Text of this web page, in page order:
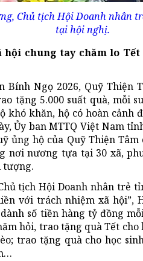
Chủ tịch Hội Doanh nhân
tại hội nghị.
chung tay chăm lo
Bính Ngọ 2026, Quỹ Thiện
tặng 5.000 suất quà, mỗi
khó khăn, hộ có hoàn
Ủy ban MTTQ Việt Nam
ủng hộ của Quỹ Thiện Tâm
nơi nương tựa tại 30 xã,
tượng.
tịch Hội Doanh nhân trẻ
với trách nhiệm xã hội”,
số tiền hàng tỷ đồng
hỏi, trao tặng quà Tết
trao tặng quà cho học